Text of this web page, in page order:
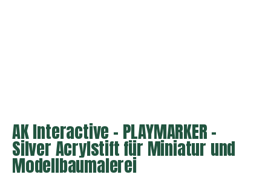
AK Interactive - PLAYMARKER -
Silver Acrylstift für Miniatur und
Modellbaumalerei